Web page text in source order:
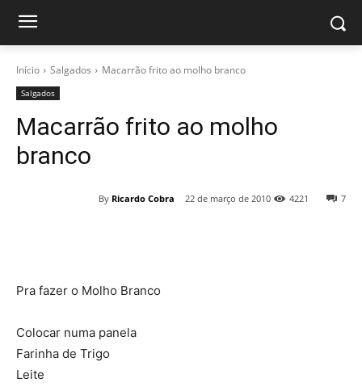
Início Salgados Macarrão frito ao molho branco
Salgados
Macarrão frito ao molho
branco
By Ricardo Cobra 22 de março de 2010 7
4221
Pra fazer o Molho Branco
Colocar numa panela
Farinha de Trigo
Leite